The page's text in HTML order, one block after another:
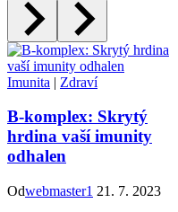
Imunita | Zdraví
B-komplex: Skrytý
hrdina vaší imunity
odhalen
Odwebmaster1 21. 7. 2023